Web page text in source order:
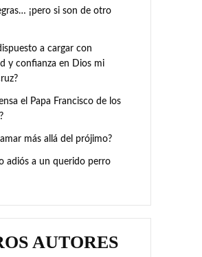
¡pero si son de otro
a cargar con
y confianza en Dios mi
el Papa Francisco de los
más allá del prójimo?
adiós a un querido perro
AUTORES